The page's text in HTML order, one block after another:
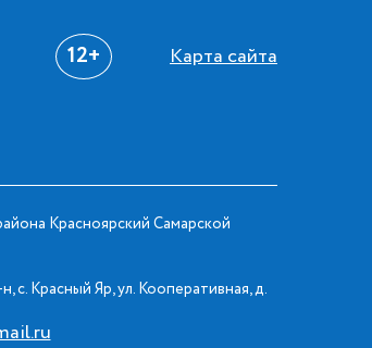
12+ Карта сайта
Красноярский Самарской
с. Красный Яр, ул. Кооперативная, д.